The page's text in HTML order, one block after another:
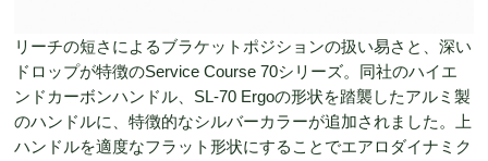
リーチの短さによるブラケットポジションの扱い易さと、深い
ドロップが特徴のService Course 70シリーズ。同社のハイエ
ンドカーボンハンドル、SL-70 Ergoの形状を踏襲したアルミ製
のハンドルに、特徴的なシルバーカラーが追加されました。上
ハンドルを適度なフラット形状にすることでエアロダイナミク